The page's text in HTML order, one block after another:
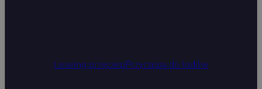
Leasing przyczepPrzyczepa do lodów